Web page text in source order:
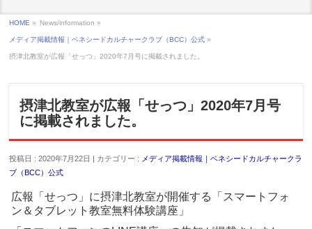
HOME » News/information »
メディア掲載情報｜ベネシードカルチャークラブ（BCC）公式 »
摂津北教室が広報「せっつ」2020年7月号に掲載されました。
摂津北教室が広報「せっつ」2020年7月号
に掲載されました。
投稿日 : 2020年7月22日 | カテゴリー : メディア掲載情報｜ベネシードカルチャークラ
ブ（BCC）公式
広報「せっつ」に摂津北教室が開催する「スマートフォ
ン＆タブレット教室無料体験講座」